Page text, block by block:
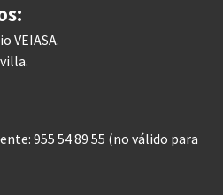
VEIASA.
955 54 89 55 (no válido para